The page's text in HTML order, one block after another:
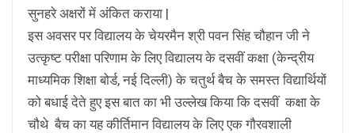
सुनहरे अक्षरों में अंकित कराया |
इस अवसर पर विद्यालय के चेयरमैन श्री पवन सिंह चौहान जी ने
उत्कृष्ट परीक्षा परिणाम के लिए विद्यालय के दसवीं कक्षा (केन्द्रीय
माध्यमिक शिक्षा बोर्ड, नई दिल्ली) के चतुर्थ बैच के समस्त विद्यार्थियों
को बधाई देते हुए इस बात का भी उल्लेख किया कि दसवीं कक्षा के
चौथे बैच का यह कीर्तिमान विद्यालय के लिए एक गौरवशाली